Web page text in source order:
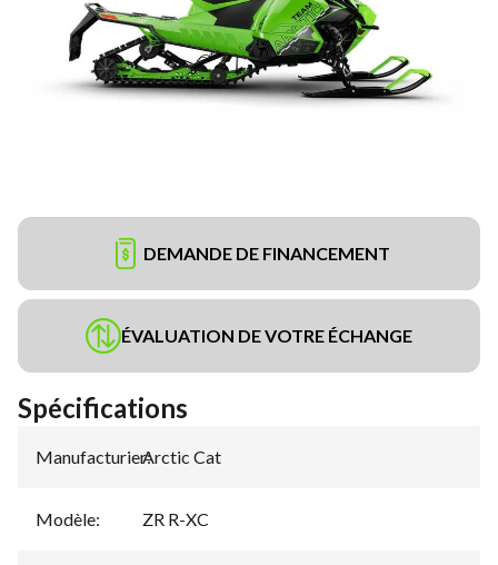
DEMANDE DE FINANCEMENT
ÉVALUATION DE VOTRE ÉCHANGE
Spécifications
Manufacturier:
Arctic Cat
Modèle: ZR R-XC